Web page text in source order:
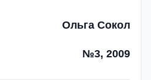
Ольга Сокол
№3, 2009